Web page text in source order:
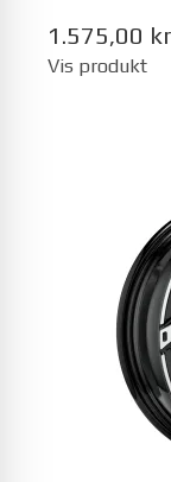
1.575,00
Vis produkt